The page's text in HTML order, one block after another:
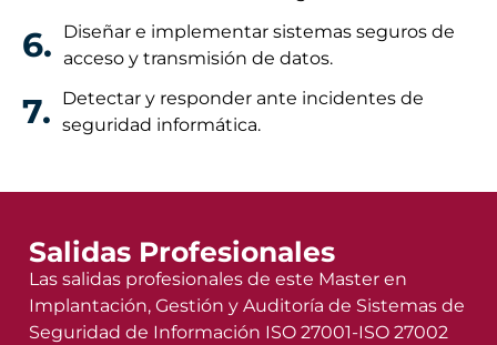
6.
Diseñar e implementar sistemas seguros de
acceso y transmisión de datos.
7.
Detectar y responder ante incidentes de
seguridad informática.
Salidas Profesionales
Las salidas profesionales de este Master en
Implantación, Gestión y Auditoría de Sistemas de
Seguridad de Información ISO 27001-ISO 27002